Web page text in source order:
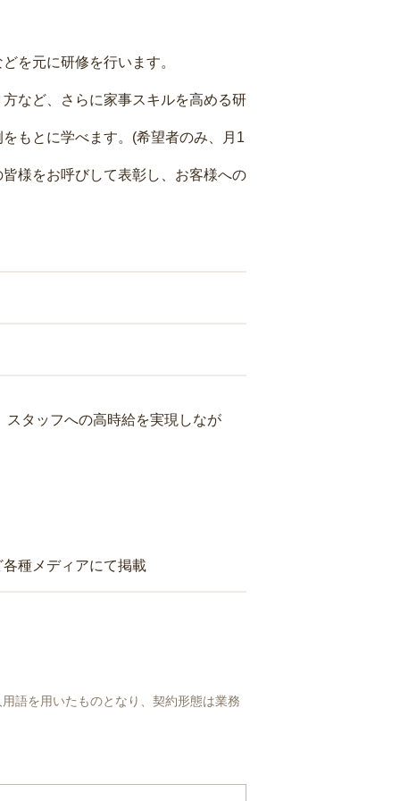
を元に研修を行います。
など、さらに家事スキルを高める研
もとに学べます。(希望者のみ、月1
様をお呼びして表彰し、お客様への
タッフへの高時給を実現しなが
種メディアにて掲載
語を用いたものとなり、契約形態は業務